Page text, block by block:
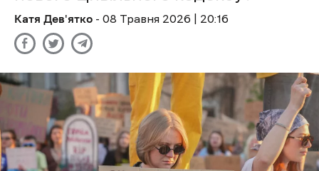
Катя Дев'ятко - 08 Травня 2026 | 20:16